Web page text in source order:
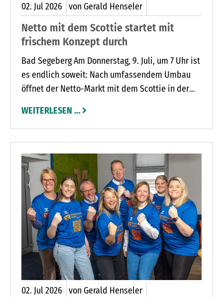
02. Jul2026 von Gerald Henseler
Netto mit dem Scottie startet mit
frischem Konzept durch
Bad Segeberg Am Donnerstag, 9. Juli, um 7 Uhr ist
es endlich soweit: Nach umfassendem Umbau
öffnet der Netto-Markt mit dem Scottie in der
und lädt Kundinnen und Kunden ein, das neue
Einkaufserlebnis selbst zu entdecken.
WEITERLESEN …
02. Jul2026 von Gerald Henseler